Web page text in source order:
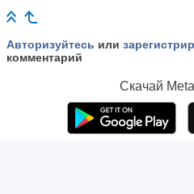
Авторизуйтесь или
комментарий
Скачай